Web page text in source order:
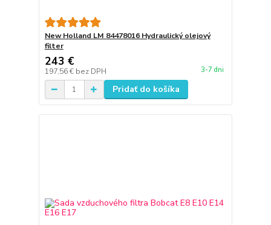
New Holland LM 84478016 Hydraulický olejový
filter
243 €
197,56 € bez DPH 3-7 dni
Pridať do košíka